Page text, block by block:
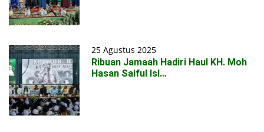
25 Agustus 2025
Ribuan Jamaah Hadiri Haul KH. Moh
Hasan Saiful Isl…